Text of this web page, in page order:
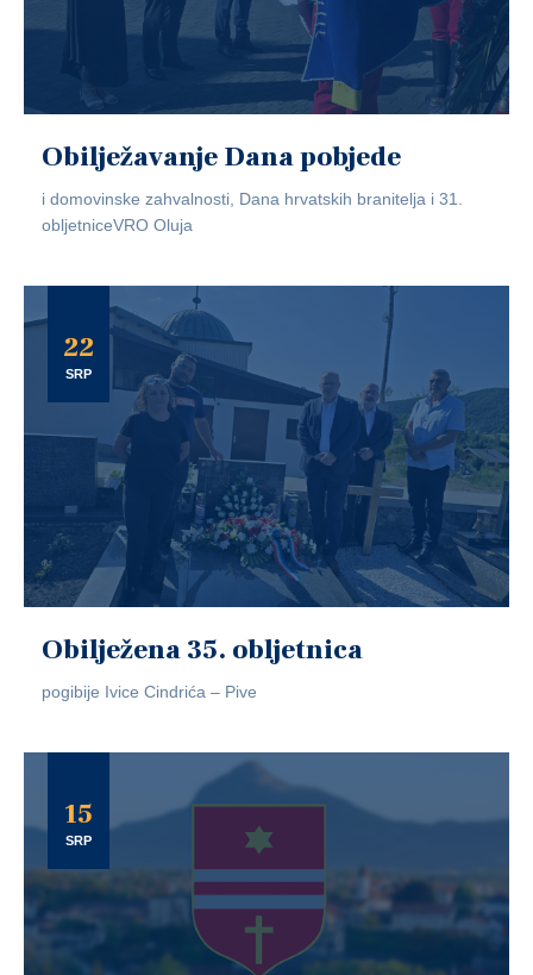
Obilježavanje Dana pobjede
i domovinske zahvalnosti, Dana hrvatskih branitelja i 31.
obljetniceVRO Oluja
22
SRP
Obilježena 35. obljetnica
pogibije Ivice Cindrića – Pive
15
SRP